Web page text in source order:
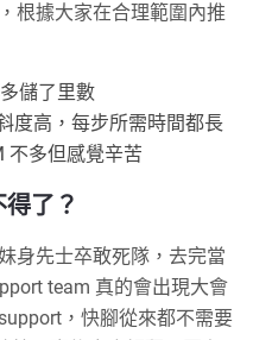
根據大家在合理範圍內推
儲了里數
度高，每步所需時間都長
不多但感覺辛苦
了？
身先士卒敢死隊，去完當
team 真的會出現大會
，快腳從來都不需要